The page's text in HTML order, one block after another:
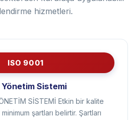
kuruluşa uygulanabilir
ISO 9001
Sistemi
SİSTEMİ Etkin bir kalite